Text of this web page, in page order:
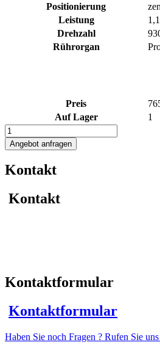
Positionierung
Leistung
Drehzahl
Rührorgan
Preis
Auf Lager
1
IBC
Rührwerk
Menge
Angebot anfragen
Kontakt
Kontakt
Kontaktformular
Kontaktformular
Haben Sie noch Fragen ? Rufen Sie